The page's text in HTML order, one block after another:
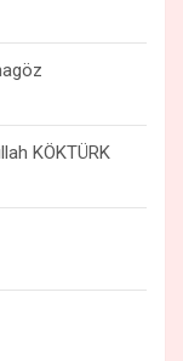
KÖKTÜRK